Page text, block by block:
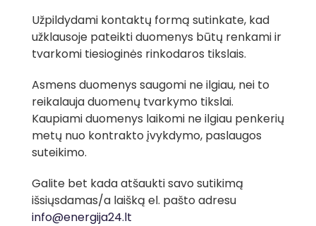
Užpildydami kontaktų formą sutinkate, kad
užklausoje pateikti duomenys būtų renkami ir
tvarkomi tiesioginės rinkodaros tikslais.
Asmens duomenys saugomi ne ilgiau, nei to
reikalauja duomenų tvarkymo tikslai.
Kaupiami duomenys laikomi ne ilgiau penkerių
metų nuo kontrakto įvykdymo, paslaugos
suteikimo.
Galite bet kada atšaukti savo sutikimą
išsiųsdamas/a laišką el. pašto adresu
info@energija24.lt